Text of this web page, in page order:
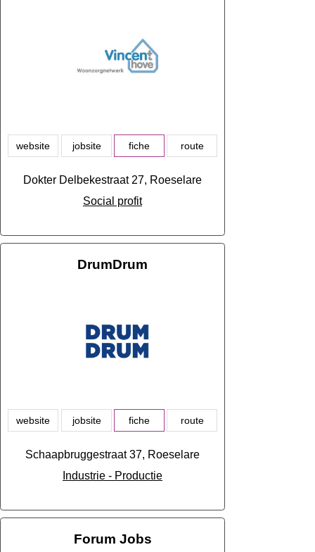
website jobsite fiche route
Dokter Delbekestraat 27, Roeselare
Social profit
DrumDrum
website jobsite fiche route
Schaapbruggestraat 37, Roeselare
Industrie - Productie
Forum Jobs